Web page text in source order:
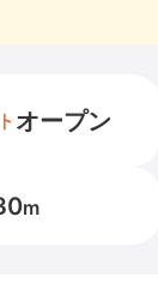
オープン
m